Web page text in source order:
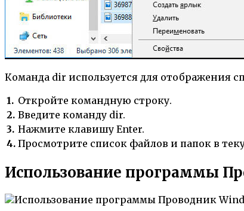
Команда dir используется для отображения
1. Откройте командную строку.
2. Введите команду dir.
3. Нажмите клавишу Enter.
4. Просмотрите список файлов и папок в
Использование программы